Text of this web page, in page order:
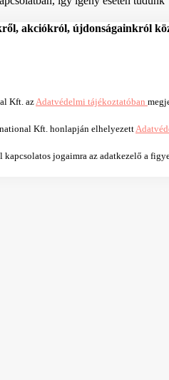
akciókról, újdonságainkról
Kft. az Adatvédelmi tájékoztatóban
Kft. honlapján elhelyezett
jogaimra az adatkezelő a